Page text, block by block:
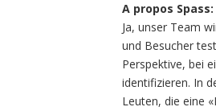
A propos Spass:
Ja, unser Team
und Besucher
Perspektive, bei
identifizieren. In
Leuten, die eine